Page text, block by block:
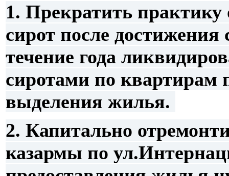
1. Прекратить практику
сирот после достижения
течение года
сиротами по квартирам
выделения жилья.
2. Капитально
казармы по